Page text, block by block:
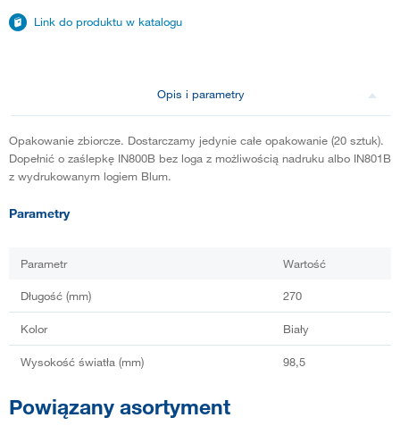
Link do produktu w katalogu
Opis i parametry
Opakowanie zbiorcze. Dostarczamy jedynie całe opakowanie (20 sztuk).
Dopełnić o zaślepkę IN800B bez loga z możliwością nadruku albo IN801B
z wydrukowanym logiem Blum.
Parametry
Parametr Wartość
Długość (mm) 270
Kolor Biały
Wysokość światła (mm) 98,5
Powiązany asortyment